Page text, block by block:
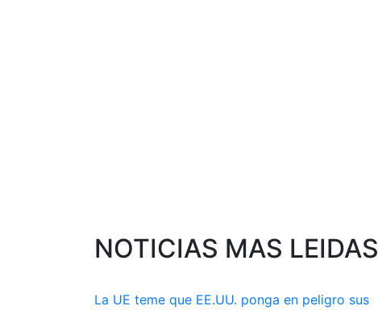
NOTICIAS MAS LEIDAS
La UE teme que EE.UU. ponga en peligro sus